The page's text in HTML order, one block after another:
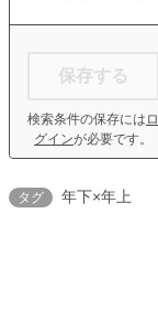
保存する
検索条件の保存には ロ
グインが必要です。
タグ 年下×年上